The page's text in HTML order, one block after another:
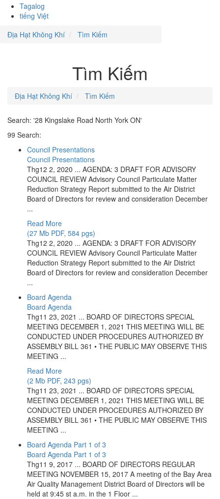
Tagalog
tiếng Việt
Địa Hạt Không Khí
Tìm Kiếm
Tìm Kiếm
Địa Hạt Không Khí Tìm Kiếm
Search: '28 Kingslake Road North York ON'
99 Search:
Council Presentations
Council Presentations
Thg12 2, 2020 ... AGENDA: 3 DRAFT FOR ADVISORY
COUNCIL REVIEW Advisory Council Particulate Matter
Reduction Strategy Report submitted to the Air District
Board of Directors for review and consideration December
...
Read More
(27 Mb PDF, 584 pgs)
Thg12 2, 2020 ... AGENDA: 3 DRAFT FOR ADVISORY
COUNCIL REVIEW Advisory Council Particulate Matter
Reduction Strategy Report submitted to the Air District
Board of Directors for review and consideration December
...
Board Agenda
Board Agenda
Thg11 23, 2021 ... BOARD OF DIRECTORS SPECIAL
MEETING DECEMBER 1, 2021 THIS MEETING WILL BE
CONDUCTED UNDER PROCEDURES AUTHORIZED BY
ASSEMBLY BILL 361 • THE PUBLIC MAY OBSERVE THIS
MEETING ...
Read More
(2 Mb PDF, 243 pgs)
Thg11 23, 2021 ... BOARD OF DIRECTORS SPECIAL
MEETING DECEMBER 1, 2021 THIS MEETING WILL BE
CONDUCTED UNDER PROCEDURES AUTHORIZED BY
ASSEMBLY BILL 361 • THE PUBLIC MAY OBSERVE THIS
MEETING ...
Board Agenda Part 1 of 3
Board Agenda Part 1 of 3
Thg11 9, 2017 ... BOARD OF DIRECTORS REGULAR
MEETING NOVEMBER 15, 2017 A meeting of the Bay Area
Air Quality Management District Board of Directors will be
held at 9:45 st a.m. in the 1 Floor ...